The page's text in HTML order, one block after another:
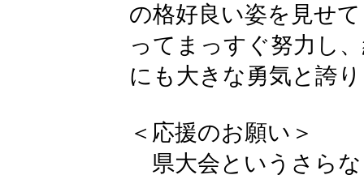
の格好良い姿を見せ
ってまっすぐ努力し
にも大きな勇気と誇
＜応援のお願い＞
県大会というさらな